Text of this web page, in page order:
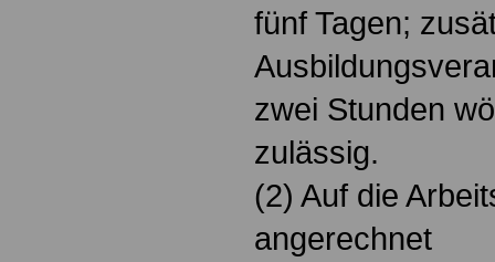
fünf Tagen;
zwei Stunden
zulässig.
(2) Auf die
angerechnet